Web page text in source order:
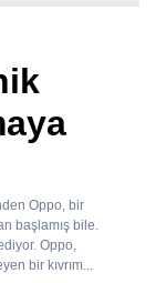
Oppo, bir
başlamış bile.
Oppo,
bir kıvrım...